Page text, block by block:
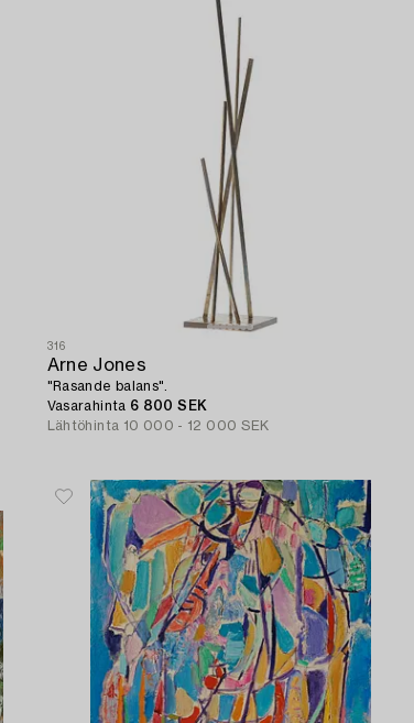
316
Arne Jones
"Rasande balans".
Vasarahinta 6 800 SEK
Lähtöhinta 10 000 - 12 000 SEK